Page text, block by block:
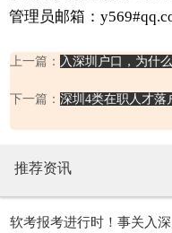
管理员邮箱：
上一篇： 入深圳户口，为什
下一篇： 深圳4类在职人才落
推荐资讯
软考报考进行时！事关入